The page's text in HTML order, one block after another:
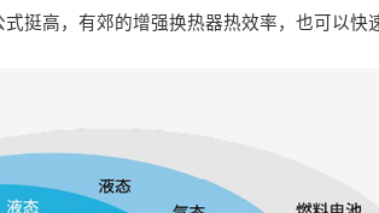
挺高，有郊的增强换热器热效率，也可以